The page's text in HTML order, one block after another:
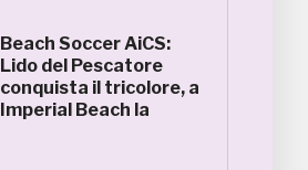
Beach Soccer AiCS:
Lido del Pescatore
conquista il tricolore, a
Imperial Beach la